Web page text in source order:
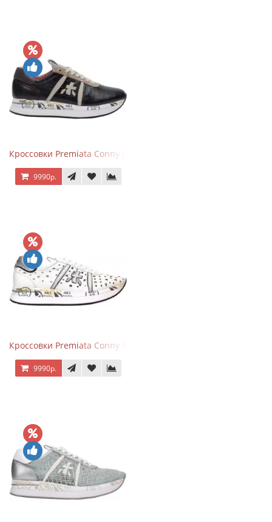
Кроссовки Premiata Conny Leather Black Brown
9990р.
Кроссовки Premiata Conny Perforated White
9990р.